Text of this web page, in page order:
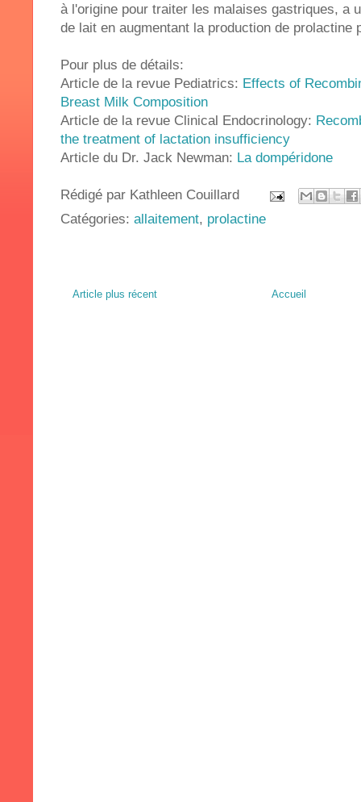
à l'origine pour traiter les malaises gastriques, a
de lait en augmentant la production de prolactine
Pour plus de détails:
Article de la revue Pediatrics: Effects of
Breast Milk Composition
Article de la revue Clinical Endocrinology:
the treatment of lactation insufficiency
Article du Dr. Jack Newman: La dompéridone
Rédigé par Kathleen Couillard
Catégories: allaitement, prolactine
Article plus récent Accueil